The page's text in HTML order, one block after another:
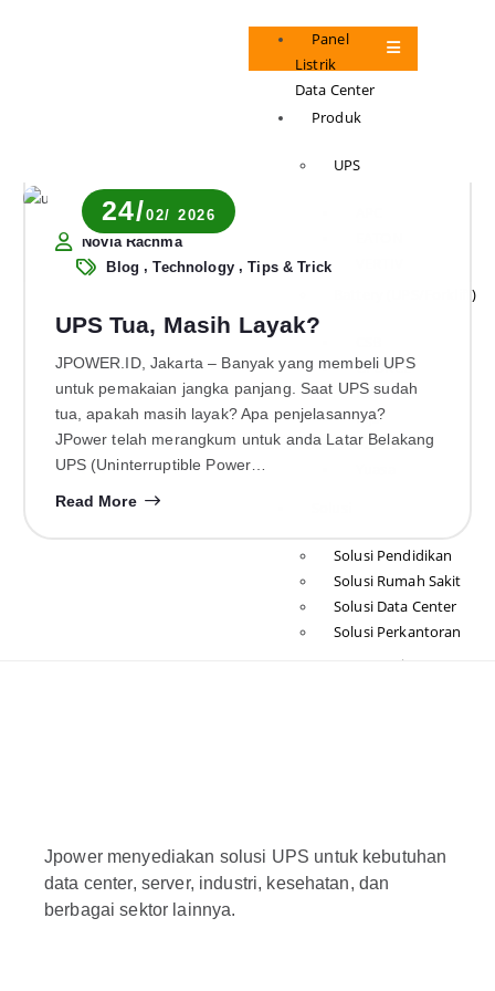
Panel
Listrik
Data Center
Produk
UPS
Battery (UPS/Forklift)
GFORCE
ICAL
Kijo
Panasonic
Solusi Pendidikan
Solusi Rumah Sakit
Solusi Data Center
Solusi Perkantoran
Tentang Kami
24/02/ 2026
Novia Rachma
Blog ,Technology,Tips & Trick
UPS Tua, Masih Layak?
JPOWER.ID, Jakarta – Banyak yang membeli UPS
untuk pemakaian jangka panjang. Saat UPS sudah
tua, apakah masih layak? Apa penjelasannya?
JPower telah merangkum untuk anda Latar Belakang
UPS (Uninterruptible Power…
Read More
Jpower menyediakan solusi UPS untuk kebutuhan
data center, server, industri, kesehatan, dan
berbagai sektor lainnya.